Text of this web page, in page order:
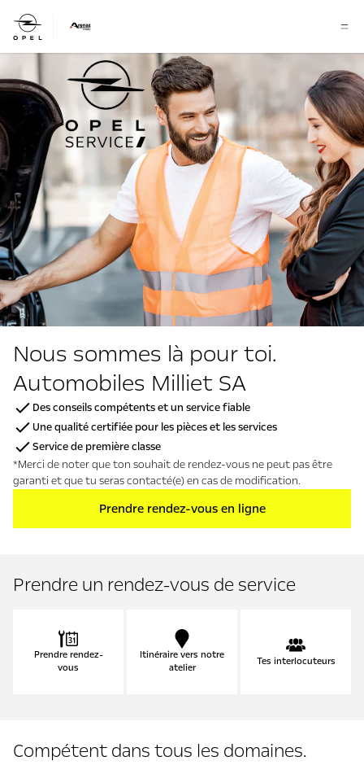
Nous sommes là pour toi.
Automobiles Milliet SA
Des conseils compétents et un service fiable
Une qualité certifiée pour les pièces et les services
Service de première classe
*Merci de noter que ton souhait de rendez-vous ne peut pas être
garanti et que tu seras contacté(e) en cas de modification.
Prendre rendez-vous en ligne
Prendre un rendez-vous de service
Prendre rendez-
vous
Itinéraire vers notre
atelier
Tes interlocuteurs
Compétent dans tous les domaines.